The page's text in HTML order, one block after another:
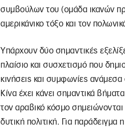
συμβούλων του (ομάδα ικανών
αμερικάνικο τόξο και τον
Υπάρχουν δύο σημαντικές
πλαίσιο και συσχετισμό που
κινήσεις και συμφωνίες ανάμεσα
Κίνα έχει κάνει σημαντικά
τον αραβικό κόσμο
δυτική πολιτική. Για